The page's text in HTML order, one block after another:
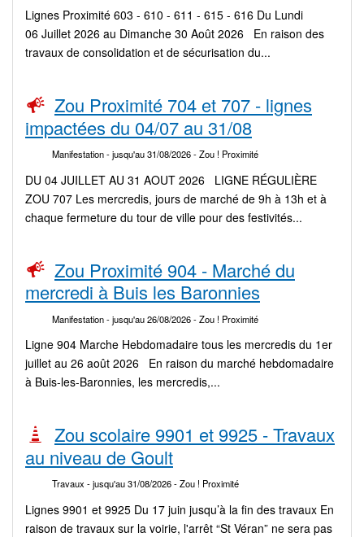
Lignes Proximité 603 - 610 - 611 - 615 - 616 Du Lundi
06 Juillet 2026 au Dimanche 30 Août 2026 En raison des
travaux de consolidation et de sécurisation du...
Zou Proximité 704 et 707 - lignes
impactées du 04/07 au 31/08
Manifestation- jusqu'au 31/08/2026- Zou ! Proximité
DU 04 JUILLET AU 31 AOUT 2026 LIGNE RÉGULIÈRE
ZOU 707 Les mercredis, jours de marché de 9h à 13h et à
chaque fermeture du tour de ville pour des festivités...
Zou Proximité 904 - Marché du
mercredi à Buis les Baronnies
Manifestation- jusqu'au 26/08/2026- Zou ! Proximité
Ligne 904 Marche Hebdomadaire tous les mercredis du 1er
juillet au 26 août 2026 En raison du marché hebdomadaire
à Buis-les-Baronnies, les mercredis,...
Zou scolaire 9901 et 9925 - Travaux
au niveau de Goult
Travaux - jusqu'au 31/08/2026- Zou ! Proximité
Lignes 9901 et 9925 Du 17 juin jusqu’à la fin des travaux En
raison de travaux sur la voirie, l'arrêt “St Véran” ne sera pas